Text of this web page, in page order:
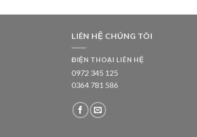
LIÊN HỆ CHÚNG TÔI
ĐIỆN THOẠI LIÊN HỆ
0972 345 125
0364 781 586